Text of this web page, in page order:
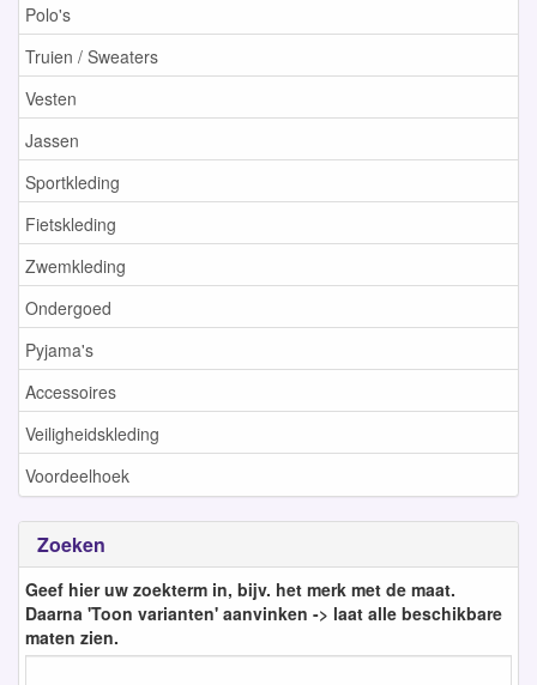
Polo's
Truien / Sweaters
Vesten
Jassen
Sportkleding
Fietskleding
Zwemkleding
Ondergoed
Pyjama's
Accessoires
Veiligheidskleding
Voordeelhoek
Zoeken
Geef hier uw zoekterm in, bijv. het merk met de maat.
Daarna 'Toon varianten' aanvinken -> laat alle beschikbare
maten zien.